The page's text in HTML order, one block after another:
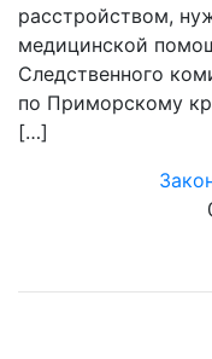
расстройством,
медицинской
Следственного
по Приморскому
[…]